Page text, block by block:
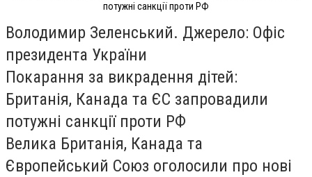
потужні санкції проти РФ
Володимир Зеленський. Джерело: Офіс
президента України
Покарання за викрадення дітей:
Британія, Канада та ЄС запровадили
потужні санкції проти РФ
Велика Британія, Канада та
Європейський Союз оголосили про нові